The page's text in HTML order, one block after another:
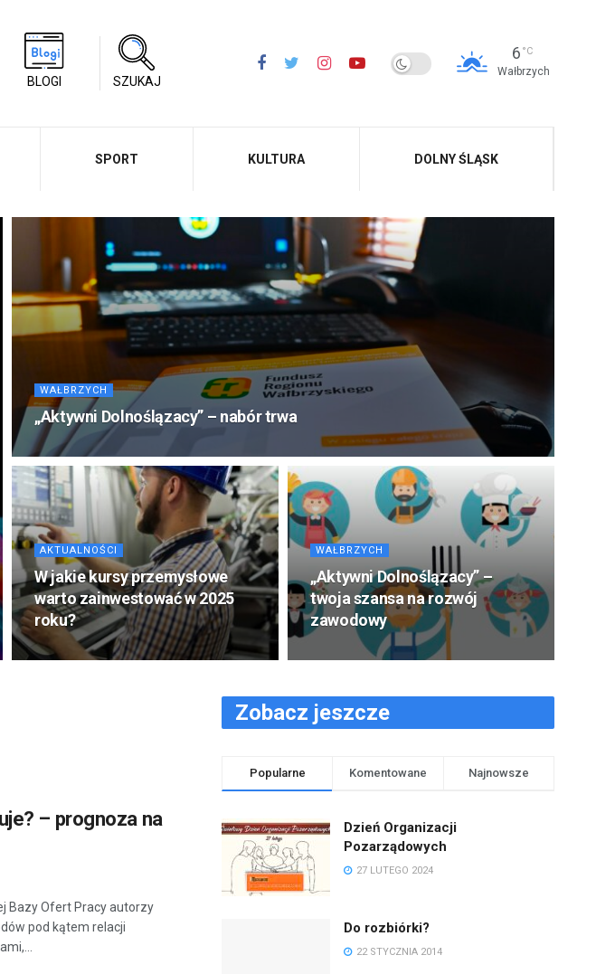
BLOGI SZUKAJ
6 °C
Wałbrzych
SPORT KULTURA DOLNY ŚLĄSK
WAŁBRZYCH
„Aktywni Dolnoślązacy” – nabór trwa
AKTUALNOŚCI
W jakie kursy przemysłowe
warto zainwestować w 2025
roku?
WAŁBRZYCH
„Aktywni Dolnoślązacy” –
twoja szansa na rozwój
zawodowy
– prognoza na
Bazy Ofert Pracy autorzy
pod kątem relacji
Zobacz jeszcze
Popularne Komentowane Najnowsze
Dzień Organizacji
Pozarządowych
27 LUTEGO 2024
Do rozbiórki?
22 STYCZNIA 2014